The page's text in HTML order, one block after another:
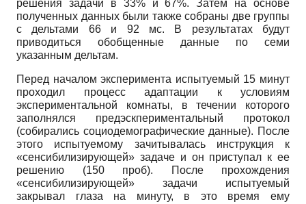
решения задачи в 33% и 67%. Затем на основе
полученных данных были также собраны две группы
с дельтами 66 и 92 мс. В результатах будут
приводиться обобщенные данные по семи
указанным дельтам.
Перед началом эксперимента испытуемый 15 минут
проходил процесс адаптации к условиям
экспериментальной комнаты, в течении которого
заполнялся предэскпериментальный протокол
(собирались социодемографические данные). После
этого испытуемому зачитывалась инструкция к
«сенсибилизирующей» задаче и он приступал к ее
решению (150 проб). После прохождения
«сенсибилизирующей» задачи испытуемый
закрывал глаза на минуту, в это время ему